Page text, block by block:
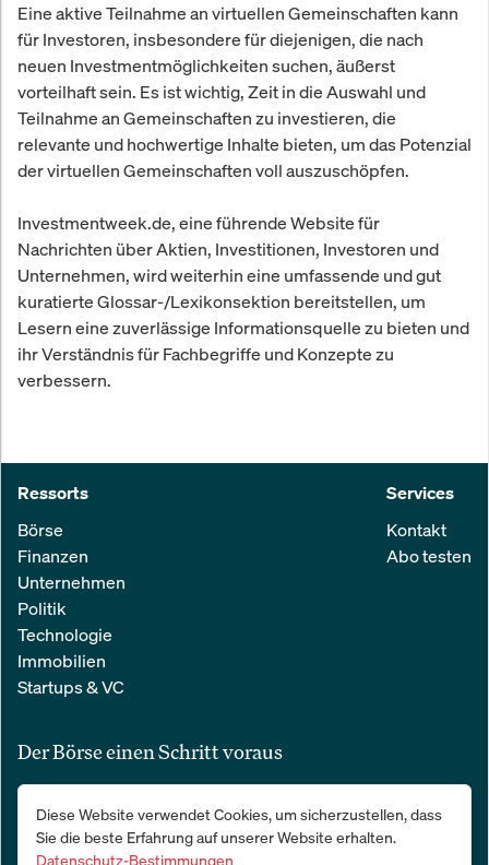
Eine aktive Teilnahme an virtuellen Gemeinschaften kann
für Investoren, insbesondere für diejenigen, die nach
neuen Investmentmöglichkeiten suchen, äußerst
vorteilhaft sein. Es ist wichtig, Zeit in die Auswahl und
Teilnahme an Gemeinschaften zu investieren, die
relevante und hochwertige Inhalte bieten, um das Potenzial
der virtuellen Gemeinschaften voll auszuschöpfen.
Investmentweek.de, eine führende Website für
Nachrichten über Aktien, Investitionen, Investoren und
Unternehmen, wird weiterhin eine umfassende und gut
kuratierte Glossar-/Lexikonsektion bereitstellen, um
Lesern eine zuverlässige Informationsquelle zu bieten und
ihr Verständnis für Fachbegriffe und Konzepte zu
verbessern.
Ressorts
Börse
Finanzen
Unternehmen
Politik
Technologie
Immobilien
Startups & VC
Services
Kontakt
Abo testen
Der Börse einen Schritt voraus
Alle relevanten Nachrichten aus Wirtschaft und Finanzen in einer
einfachen E-Mail. 100 % kostenlos:
Diese Website verwendet Cookies, um sicherzustellen, dass
Sie die beste Erfahrung auf unserer Website erhalten.
Datenschutz-Bestimmungen